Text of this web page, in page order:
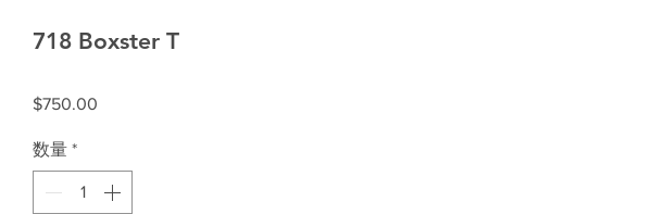
718 Boxster T
$750.00
数量 *